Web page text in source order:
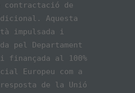
contractació de
Aquesta
impulsada i
pel Departament
i finançada al 100%
Europeu com a
de la Unió